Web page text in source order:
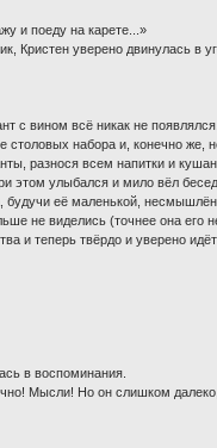
и поеду на карете...»
Кристен уверено двинулась в
с вином всё никак не
столовых набора и, конечно
разнося всем напитки и
этом улыбался и мило вёл
её маленькой,
не виделись (точнее она его
и теперь твёрдо и уверено
в воспоминания.
Мысли! Но он слишком